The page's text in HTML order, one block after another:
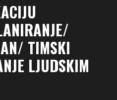
TIMSKI
LJUDSKIM